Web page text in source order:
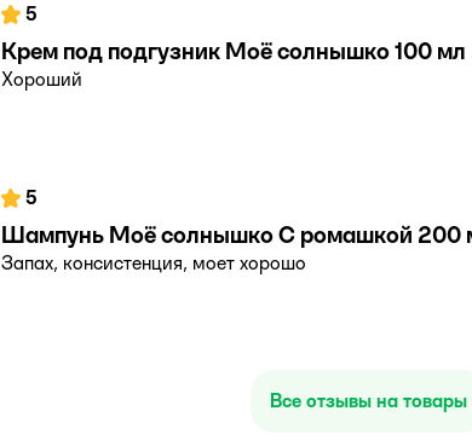
5
Крем под подгузник Моё солнышко 100 мл
Хороший
5
Шампунь Моё солнышко С ромашкой 200
Запах, консистенция, моет хорошо
Все отзывы на товары